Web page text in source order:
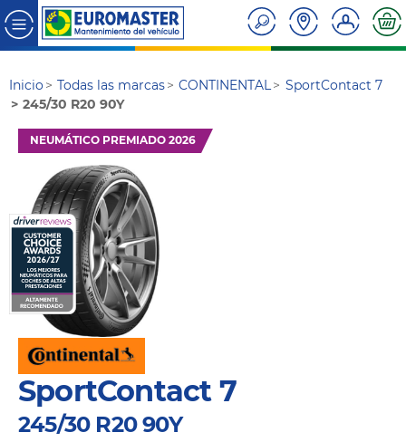
Inicio Todas las marcas CONTINENTAL
SportContact 7
245/30 R20 90Y
NEUMÁTICO PREMIADO 2026
SportContact 7
245/30 R20 90Y